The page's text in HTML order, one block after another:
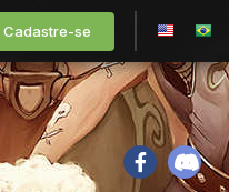
Cadastre-se